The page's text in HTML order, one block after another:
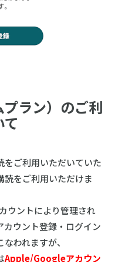
ラン）のご利
をご利用いただいていた
をご利用いただけま
ウントにより管理され
ウント登録・ログイン
われますが、
Apple/Googleアカウン